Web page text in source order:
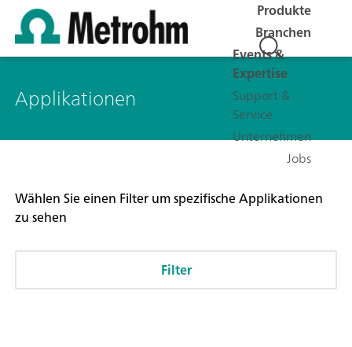
Produkte
Branchen
Events &
Expertise
Support &
Service
Unternehmen
Jobs
Applikationen
Wählen Sie einen Filter um spezifische Applikationen
zu sehen
Filter